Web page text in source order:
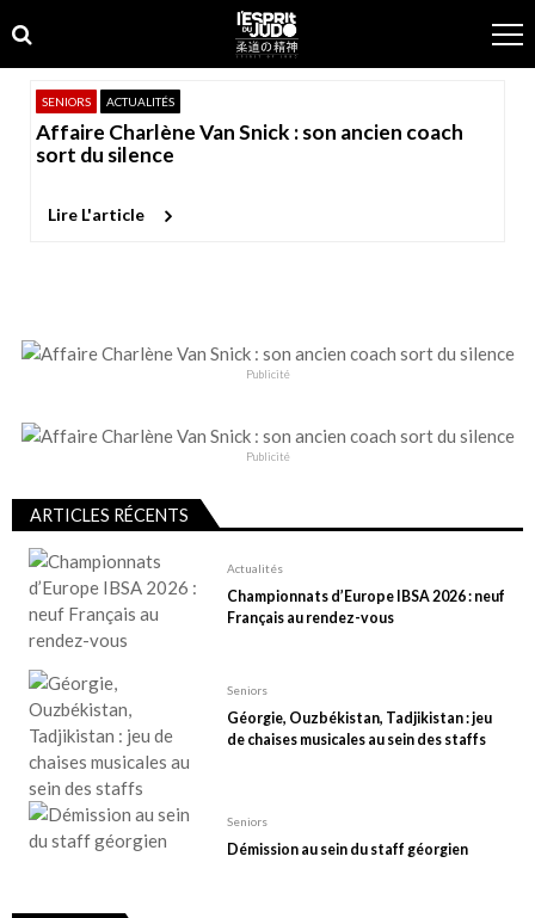
to
navigation
to
content
SENIORS ACTUALITÉS
Affaire Charlène Van Snick : son ancien coach
sort du silence
Lire L'article
Publicité
Publicité
ARTICLES RÉCENTS
Actualités
Championnats d’Europe IBSA 2026 : neuf
Français au rendez-vous
Seniors
Géorgie, Ouzbékistan, Tadjikistan : jeu
de chaises musicales au sein des staffs
Seniors
Démission au sein du staff géorgien